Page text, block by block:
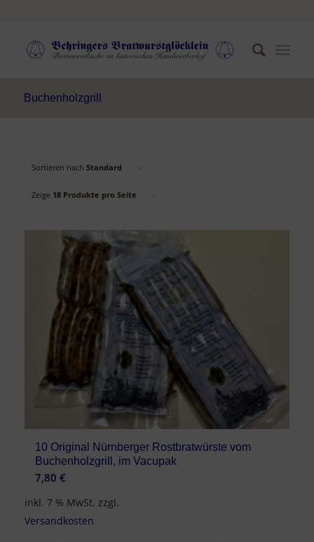
Buchenholzgrill
Sortieren nach Standard
Zeige 18 Produkte pro Seite
10 Original Nürnberger Rostbratwürste vom
Buchenholzgrill, im Vacupak
7,80 €
inkl. 7 % MwSt. zzgl.
Versandkosten